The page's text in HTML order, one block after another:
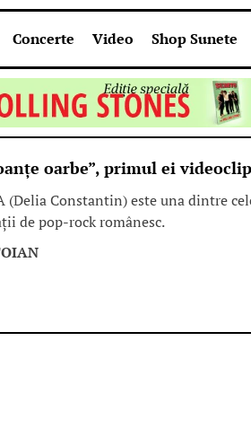
Concerte Video Shop Sunete
oarbe”, primul ei
(Delia Constantin) este una dintre
de pop-rock românesc.